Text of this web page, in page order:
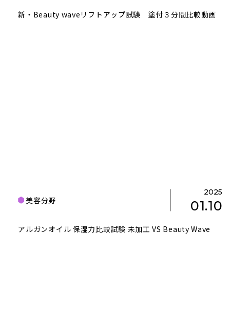
新・Beauty waveリフトアップ試験 塗付３分間比較動画
美容分野
2025
01.10
アルガンオイル 保湿力比較試験 未加工 VS Beauty Wave